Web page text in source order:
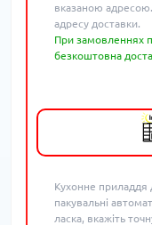
вказаною
адресу доставки.
При замовленнях
безкоштовна
Кухонне приладдя
пакувальні
ласка, вкажіть